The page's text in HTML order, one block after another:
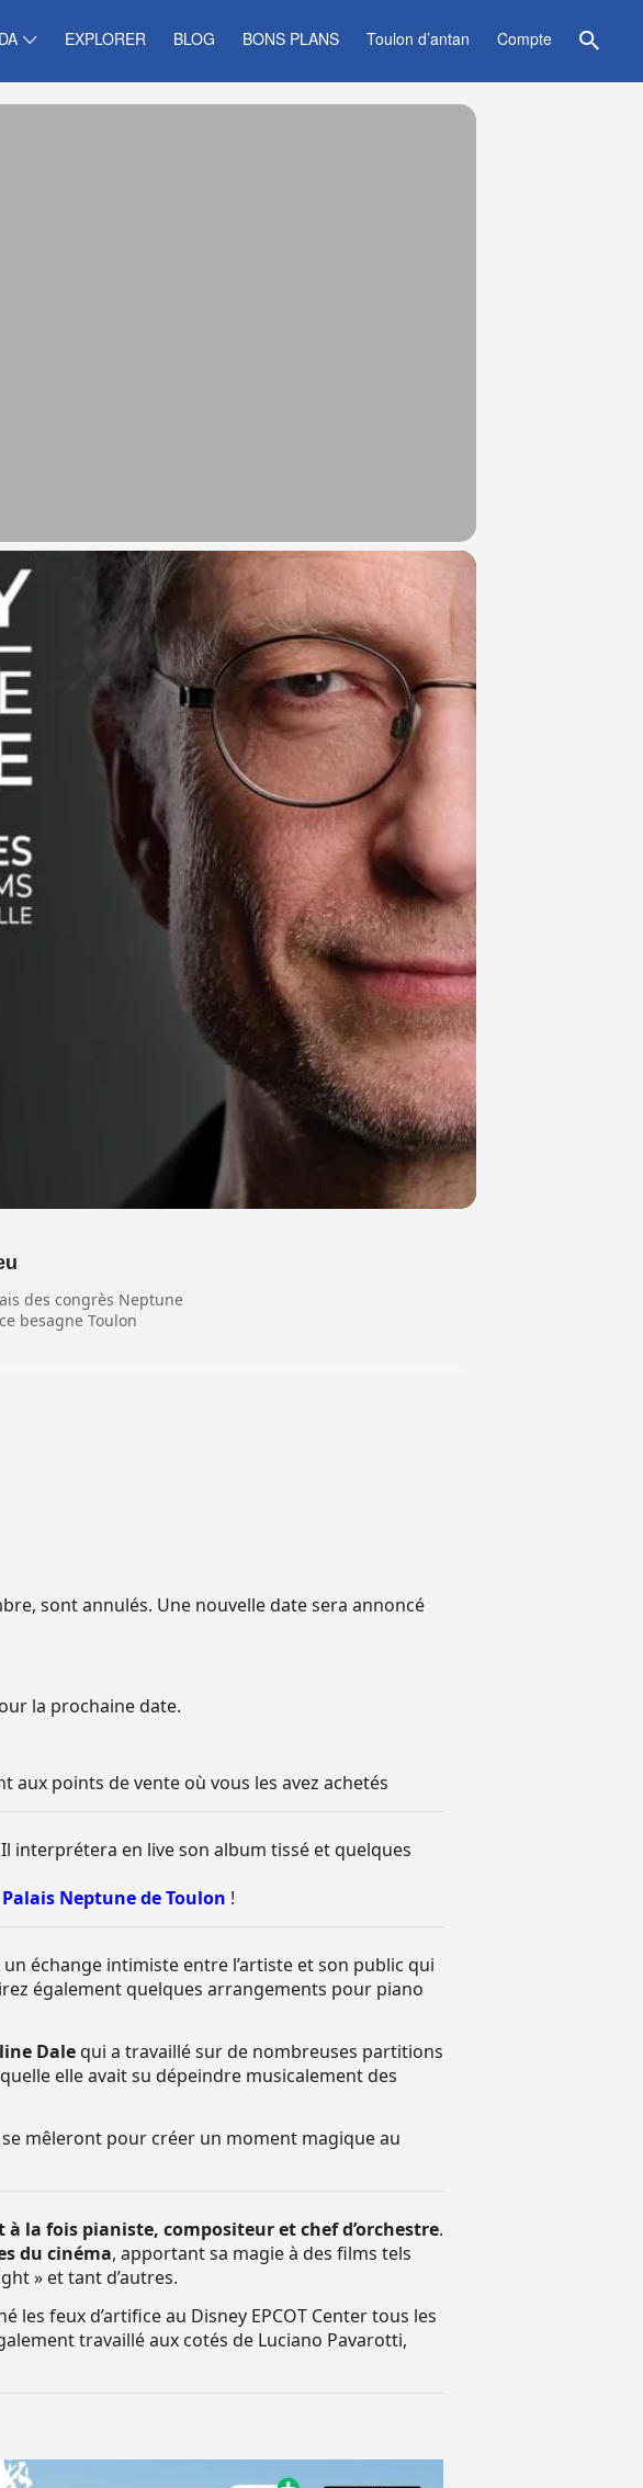
EXPLORER BLOG BONS PLANS Toulon d’antan Compte
des congrès Neptune
besagne Toulon
sont annulés. Une nouvelle date sera annoncé
la prochaine date.
points de vente où vous les avez achetés
interprétera en live son album tissé et quelques
Palais Neptune de Toulon !
échange intimiste entre l’artiste et son public qui
également quelques arrangements pour piano
Dalequi a travaillé sur de nombreuses partitions
elle avait su dépeindre musicalement des
mêleront pour créer un moment magique au
à la fois pianiste, compositeur et chef d’orchestre.
du cinéma, apportant sa magie à des films tels
» et tant d’autres.
feux d’artifice au Disney EPCOT Center tous les
travaillé aux cotés de Luciano Pavarotti,